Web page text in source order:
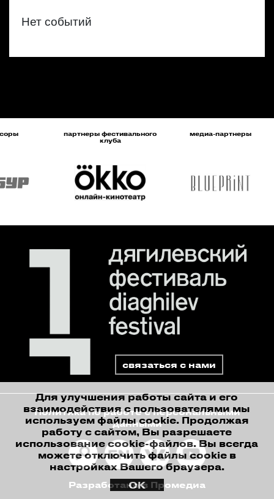
Нет событий
партнеры фестивального
клуба
медиа-партнеры
связаться с нами
Политика по работе с персональными
данными
Разработано в Промедиа
Для улучшения работы сайта и его
взаимодействия с пользователями мы
используем файлы cookie. Продолжая
работу с сайтом, Вы разрешаете
использование cookie-файлов. Вы всегда
можете отключить файлы cookie в
настройках Вашего браузера.
ОК